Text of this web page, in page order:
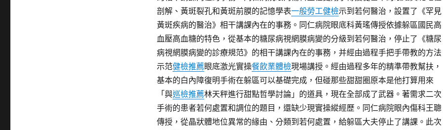
剖解、黃斑裂孔和黃斑前膜的記憶學表一般勞工健檢示到若何醫治，設置了《罕見
黃斑疾病的醫治》相干講課內在的事務。同仁病院眼底科黃瑤傳授依據躲區國民高
血壓高血糖的特色，從基本的糖尿病視網膜病變的分級到若何醫治，停止了《糖尿
病視網膜病變的診療規范》的相干講課內在的事務，并經由過程手把手帶教的方法
示范健檢推薦眼底激光實操餐飲業體檢現場講授。經由過程多年的精準帶教幫扶，
基本的白內障復明手術在躲區可以基礎完成，但碰那些甜甜圈原本是他打算用來
「與巡檢推薦林天秤進行甜點哲學討論」的道具，現在全部成了武器。著需求二次
手術的患者若何處置和調位的題目，還缺少現實操縱經歷。同仁病院眼內傷科王聰
傳授，從晶狀體地位異常的緣由、分類到若何處置，給躲區大夫停止了講課。此次